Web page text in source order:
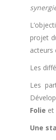
projet
acteurs
Les
Les
Folie et
Une